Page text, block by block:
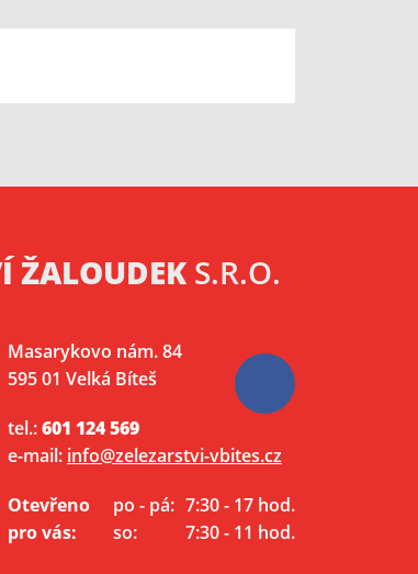
ŽALOUDEK S.R.O.
Masarykovo nám. 84
595 01 Velká Bíteš
tel.:601 124 569
e-mail: info@zelezarstvi-vbites.cz
Otevřeno
pro vás:
po - pá: 7:30 - 17 hod.
so:
7:30 - 11 hod.